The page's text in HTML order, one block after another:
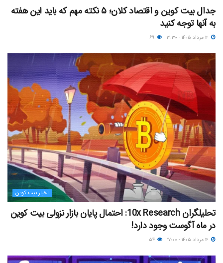
جدال بیت کوین و اقتصاد کلان؛ ۵ نکته مهم که باید این هفته
به آنها توجه کنید
اخبار بیت کوین
تحلیلگران 10x Research: احتمال پایان بازار نزولی بیت کوین
در ماه آگوست وجود دارد!